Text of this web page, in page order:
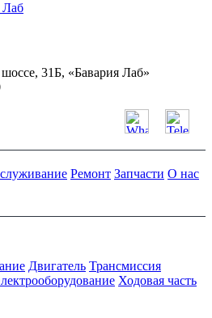
Лаб
31Б, «Бавария Лаб»
Ремонт Запчасти О нас
Двигатель Трансмиссия
Ходовая часть